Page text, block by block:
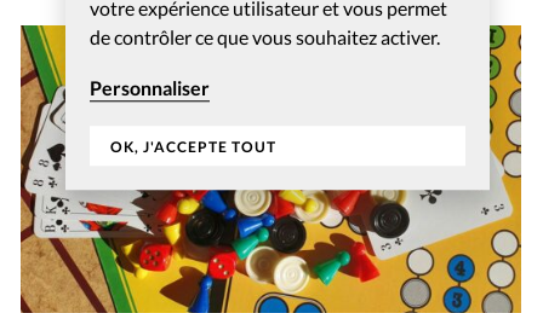
votre expérience utilisateur et vous permet
de contrôler ce que vous souhaitez activer.
Personnaliser
OK, J'ACCEPTE TOUT